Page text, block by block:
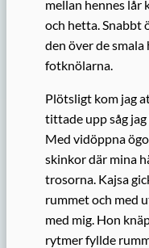
mellan hennes lår
och hetta. Snabbt
den över de
fotknölarna.
Plötsligt kom jag
tittade upp såg
Med vidöppna
skinkor där mina
trosorna. Kajsa
rummet och med
med mig. Hon
rytmer fyllde